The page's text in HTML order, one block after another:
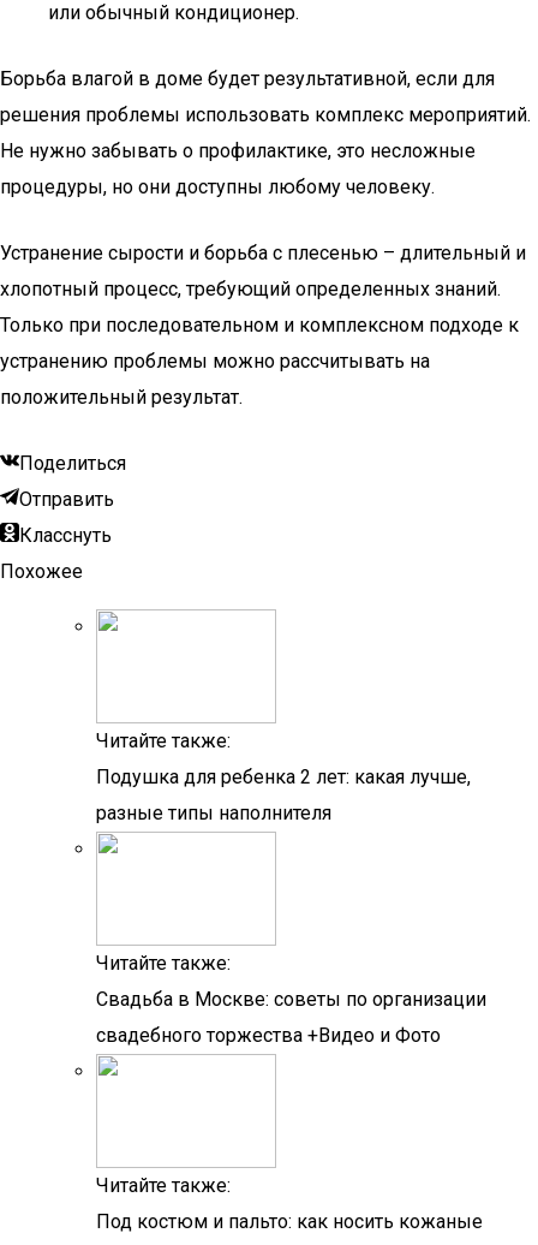
или обычный кондиционер.
Борьба влагой в доме будет результативной, если для
решения проблемы использовать комплекс мероприятий.
Не нужно забывать о профилактике, это несложные
процедуры, но они доступны любому человеку.
Устранение сырости и борьба с плесенью – длительный и
хлопотный процесс, требующий определенных знаний.
Только при последовательном и комплексном подходе к
устранению проблемы можно рассчитывать на
положительный результат.
Поделиться
Отправить
Класснуть
Похожее
Читайте также:
Подушка для ребенка 2 лет: какая лучше,
разные типы наполнителя
Читайте также:
Свадьба в Москве: советы по организации
свадебного торжества +Видео и Фото
Читайте также:
Под костюм и пальто: как носить кожаные